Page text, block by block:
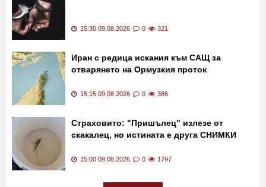
15:30 09.08.2026 0 321
Иран с редица искания към САЩ за
отварянето на Ормузкия проток
15:15 09.08.2026 0 386
Страховито: "Пришълец" излезе от
скакалец, но истината е друга СНИМКИ
15:00 09.08.2026 0 1797